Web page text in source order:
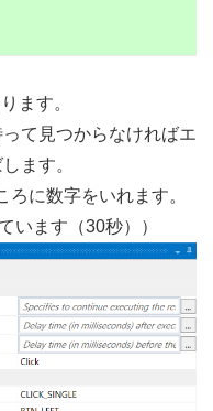
ます。
て見つからなければエ
ます。
ろに数字をいれます。
います（30秒））